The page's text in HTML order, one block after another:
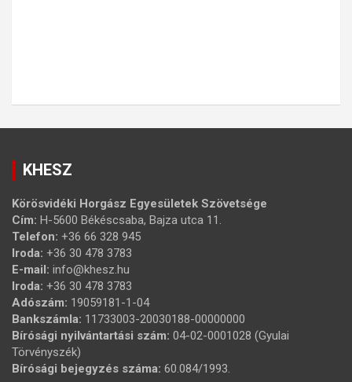
KHESZ
Körösvidéki Horgász Egyesületek Szövetsége
Cím: H-5600 Békéscsaba, Bajza utca 11.
Telefon: +36 66 328 945
Iroda: +36 30 478 3783
E-mail: info@khesz.hu
Iroda: +36 30 478 3783
Adószám: 19059181-1-04
Bankszámla: 11733003-20030188-00000000
Bírósági nyilvántartási szám: 04-02-0001028 (Gyulai
Törvényszék)
Bírósági bejegyzés száma: 60.084/1993.